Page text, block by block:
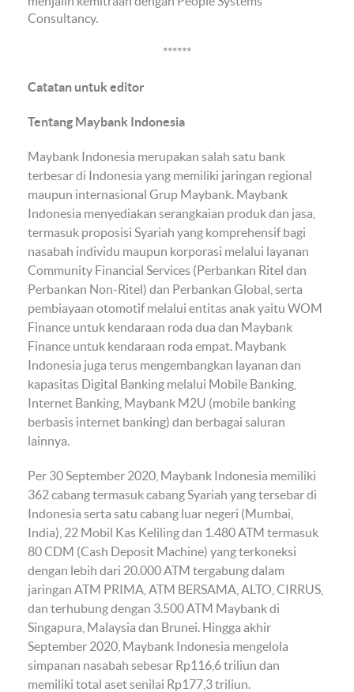
Consultancy.
******
Catatan untuk editor
Tentang Maybank Indonesia
Maybank Indonesia merupakan salah satu bank
terbesar di Indonesia yang memiliki jaringan regional
maupun internasional Grup Maybank. Maybank
Indonesia menyediakan serangkaian produk dan jasa,
termasuk proposisi Syariah yang komprehensif bagi
nasabah individu maupun korporasi melalui layanan
Community Financial Services (Perbankan Ritel dan
Perbankan Non-Ritel) dan Perbankan Global, serta
pembiayaan otomotif melalui entitas anak yaitu WOM
Finance untuk kendaraan roda dua dan Maybank
Finance untuk kendaraan roda empat. Maybank
Indonesia juga terus mengembangkan layanan dan
kapasitas Digital Banking melalui Mobile Banking,
Internet Banking, Maybank M2U (mobile banking
berbasis internet banking) dan berbagai saluran
lainnya.
Per 30 September 2020, Maybank Indonesia memiliki
362 cabang termasuk cabang Syariah yang tersebar di
Indonesia serta satu cabang luar negeri (Mumbai,
India), 22 Mobil Kas Keliling dan 1.480 ATM termasuk
80 CDM (Cash Deposit Machine) yang terkoneksi
dengan lebih dari 20.000 ATM tergabung dalam
jaringan ATM PRIMA, ATM BERSAMA, ALTO, CIRRUS,
dan terhubung dengan 3.500 ATM Maybank di
Singapura, Malaysia dan Brunei. Hingga akhir
September 2020, Maybank Indonesia mengelola
simpanan nasabah sebesar Rp116,6 triliun dan
memiliki total aset senilai Rp177,3 triliun.